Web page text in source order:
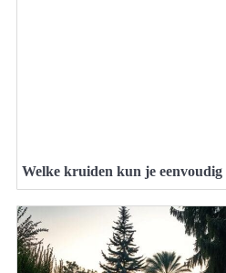
Welke kruiden kun je eenvoudig